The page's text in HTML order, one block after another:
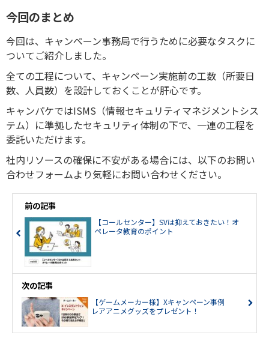
今回のまとめ
今回は、キャンペーン事務局で行うために必要なタスクに
ついてご紹介しました。
全ての工程について、キャンペーン実施前の工数（所要日
数、人員数）を設計しておくことが肝心です。
キャンパケではISMS（情報セキュリティマネジメントシス
テム）に準拠したセキュリティ体制の下で、一連の工程を
委託いただけます。
社内リソースの確保に不安がある場合には、以下のお問い
合わせフォームより気軽にお問い合わせください。
前の記事
【コールセンター】SVは抑えておきたい！オ
ペレータ教育のポイント
次の記事
【ゲームメーカー様】Xキャンペーン事例
レアアニメグッズをプレゼント！